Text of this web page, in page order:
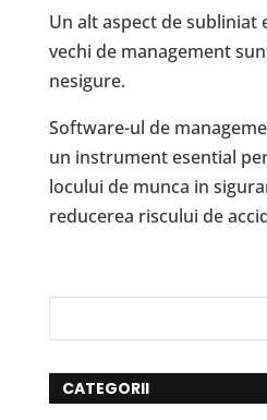
Un alt aspect de subliniat
vechi de management
nesigure.
Software-ul de
un instrument esential
locului de munca in
reducerea riscului de
CATEGORII